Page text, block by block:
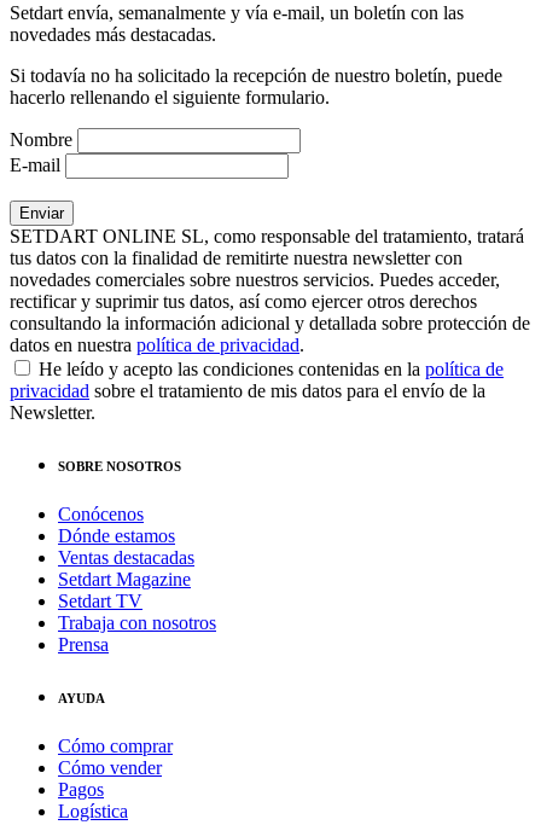
Setdart envía, semanalmente y vía e-mail, un boletín con las
novedades más destacadas.
Si todavía no ha solicitado la recepción de nuestro boletín, puede
hacerlo rellenando el siguiente formulario.
Nombre
E-mail
SETDART ONLINE SL, como responsable del tratamiento, tratará
tus datos con la finalidad de remitirte nuestra newsletter con
novedades comerciales sobre nuestros servicios. Puedes acceder,
rectificar y suprimir tus datos, así como ejercer otros derechos
consultando la información adicional y detallada sobre protección de
datos en nuestra política de privacidad.
He leído y acepto las condiciones contenidas en la política de
privacidad sobre el tratamiento de mis datos para el envío de la
Newsletter.
SOBRE NOSOTROS
Conócenos
Dónde estamos
Ventas destacadas
Setdart Magazine
Setdart TV
Trabaja con nosotros
Prensa
AYUDA
Cómo comprar
Cómo vender
Pagos
Logística